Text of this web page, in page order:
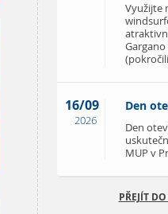
Využijte
16/09
2026
Den
Den
MUP v
PŘEJÍT